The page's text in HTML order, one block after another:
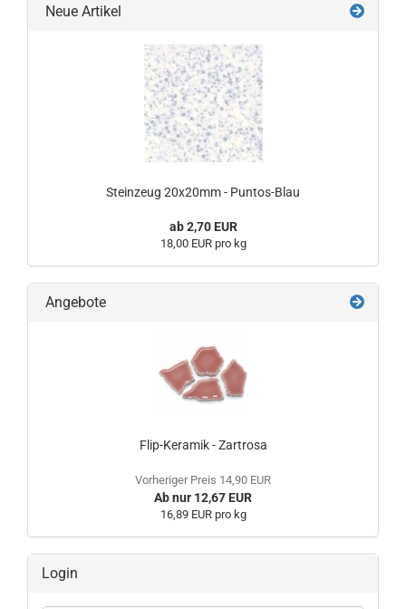
Neue Artikel
Steinzeug 20x20mm - Puntos-Blau
ab 2,70 EUR
18,00 EUR pro kg
Angebote
Flip-Keramik - Zartrosa
Vorheriger Preis 14,90 EUR
Ab nur 12,67 EUR
16,89 EUR pro kg
Login